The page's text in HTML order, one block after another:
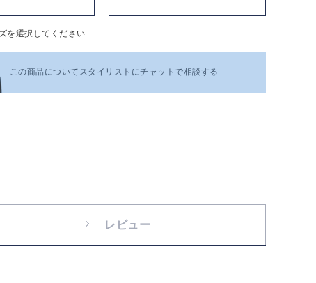
を選択してください
この商品についてスタイリストにチャットで相談する
レビュー